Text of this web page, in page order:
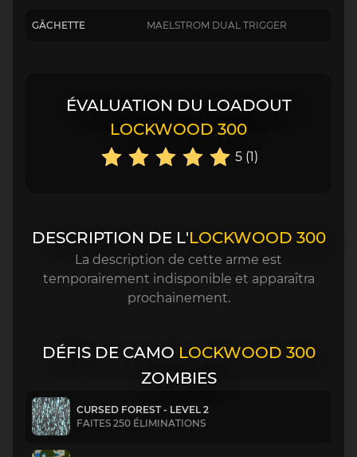
GÂCHETTE MAELSTROM DUAL TRIGGER
ÉVALUATION DU LOADOUT
LOCKWOOD 300
5 (1)
DESCRIPTION DE L'LOCKWOOD 300
La description de cette arme est
temporairement indisponible et apparaîtra
prochainement.
DÉFIS DE CAMO LOCKWOOD 300
ZOMBIES
CURSED FOREST - LEVEL 2
FAITES 250 ÉLIMINATIONS